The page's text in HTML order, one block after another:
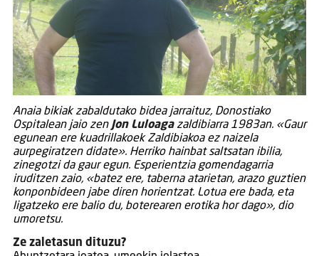
Anaia bikiak zabaldutako bidea jarraituz, Donostiako
Ospitalean jaio zen Jon Luloagazaldibiarra 1983an. «Gaur
egunean ere kuadrillakoek Zaldibiakoa ez naizela
aurpegiratzen didate». Herriko hainbat saltsatan ibilia,
zinegotzi da gaur egun. Esperientzia gomendagarria
iruditzen zaio, «batez ere, taberna atarietan, arazo guztien
konponbideen jabe diren horientzat. Lotua ere bada, eta
ligatzeko ere balio du, boterearen erotika hor dago», dio
umoretsu.
Ze zaletasun dituzu?